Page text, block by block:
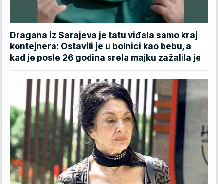
Dragana iz Sarajeva je tatu viđala samo kraj
kontejnera: Ostavili je u bolnici kao bebu, a
kad je posle 26 godina srela majku zažalila je